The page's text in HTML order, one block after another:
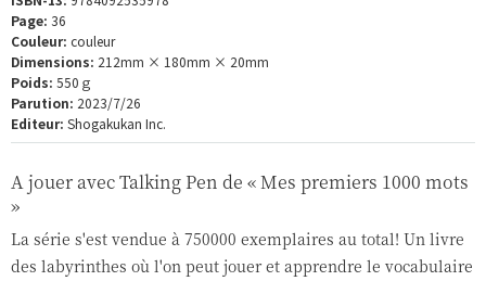
Page: 36
Couleur: couleur
Dimensions: 212mm × 180mm × 20mm
Poids: 550ｇ
Parution: 2023/7/26
Editeur: Shogakukan Inc.
A jouer avec Talking Pen de « Mes premiers 1000 mots
»
La série s'est vendue à 750000 exemplaires au total! Un livre
des labyrinthes où l'on peut jouer et apprendre le vocabulaire